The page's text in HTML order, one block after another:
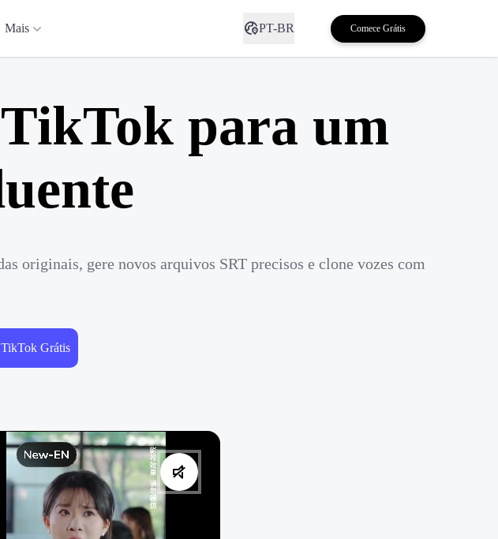
Mais PT-BR Comece Grátis
para um
originais, gere novos arquivos SRT precisos e clone vozes com
Grátis